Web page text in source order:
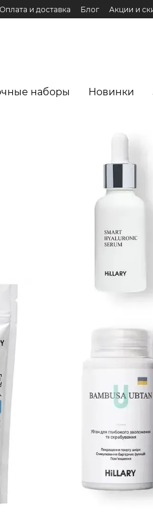
Оплата и доставка Блог Акции и
Публичная оферта Эко
наборы Новинки